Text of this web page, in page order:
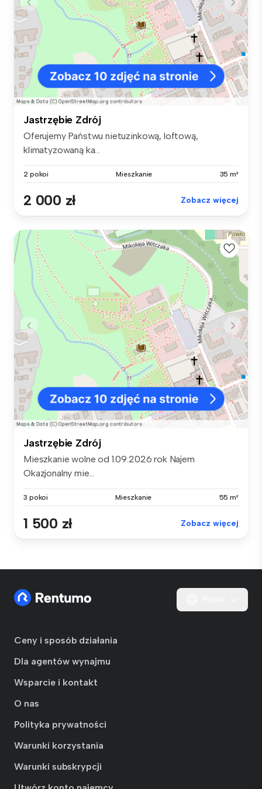
Jastrzębie Zdrój
Oferujemy Państwu nietuzinkową, loftową,
klimatyzowaną ka...
2 pokoi Mieszkanie 35 m²
2 000 zł Zobacz więcej
Jastrzębie Zdrój
Mieszkanie wolne od 1.09.2026 rok Najem
Okazjonalny mie...
3 pokoi Mieszkanie 55 m²
1 500 zł Zobacz więcej
Ceny i sposób działania
Dla agentów wynajmu
Wsparcie i kontakt
O nas
Polityka prywatności
Warunki korzystania
Warunki subskrypcji